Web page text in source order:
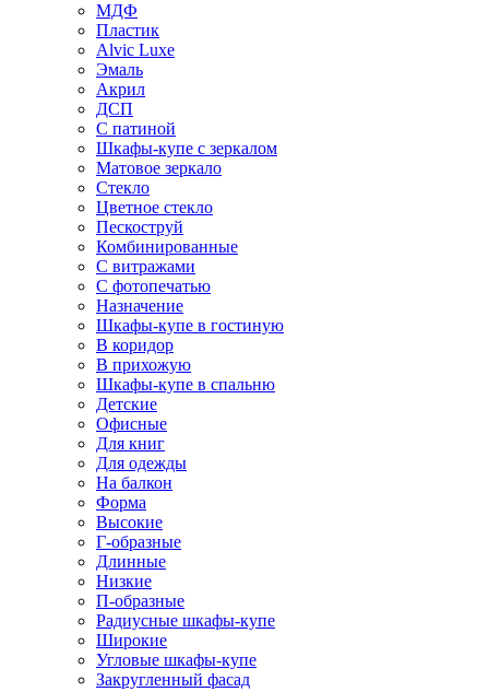
МДФ
Пластик
Alvic Luxe
Эмаль
Акрил
ДСП
С патиной
Шкафы-купе с зеркалом
Матовое зеркало
Стекло
Цветное стекло
Пескоструй
Комбинированные
С витражами
С фотопечатью
Назначение
Шкафы-купе в гостиную
В коридор
В прихожую
Шкафы-купе в спальню
Детские
Офисные
Для книг
Для одежды
На балкон
Форма
Высокие
Г-образные
Длинные
Низкие
П-образные
Радиусные шкафы-купе
Широкие
Угловые шкафы-купе
Закругленный фасад